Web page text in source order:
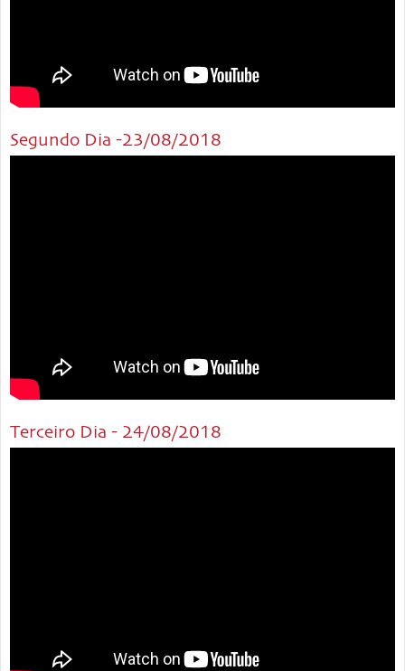
Segundo Dia -23/08/2018
Terceiro Dia - 24/08/2018